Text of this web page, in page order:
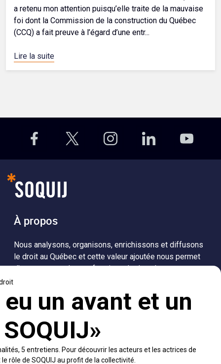
a retenu mon attention puisqu’elle traite de la mauvaise
foi dont la Commission de la construction du Québec
(CCQ) a fait preuve à l’égard d’une entr...
Lire la suite
À propos
Nous analysons, organisons, enrichissons et diffusons
le droit au Québec et cette valeur ajoutée nous permet
d’accompagner les professionnels dans leurs
population dans sa compréhension du droit.
Accès rapides